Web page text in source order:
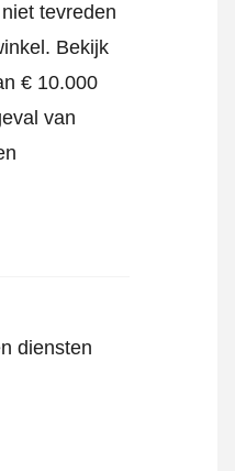
tevreden
Bekijk
€ 10.000
van
diensten